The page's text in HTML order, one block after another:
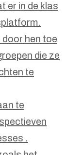
er in de klas
hen toe
die ze
te
te
.